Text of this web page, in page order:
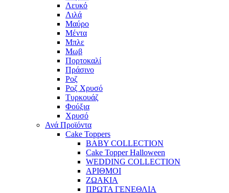
Λευκό
Λιλά
Μαύρο
Μέντα
Μπλε
Μωβ
Πορτοκαλί
Πράσινο
Ροζ
Ροζ Χρυσό
Τυρκουάζ
Φούξια
Χρυσό
Ανά Προϊόντα
Cake Toppers
BABY COLLECTION
Cake Topper Halloween
WEDDING COLLECTION
ΑΡΙΘΜΟΙ
ΖΩΑΚΙΑ
ΠΡΩΤΑ ΓΕΝΕΘΛΙΑ